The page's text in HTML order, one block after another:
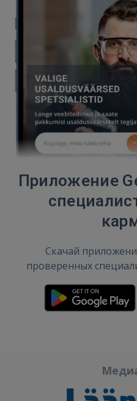
Приложение
Скачай
проверенных